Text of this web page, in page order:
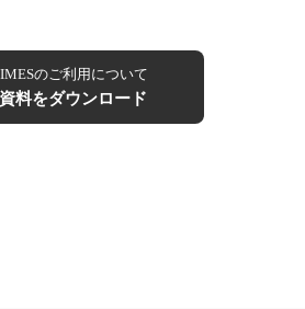
のご利用について
資料をダウンロード